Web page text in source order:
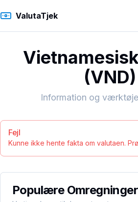
ValutaTjek
(VND)
Information og
Fejl
Kunne ikke hente fakta om valutaen.
Populære Omregninger